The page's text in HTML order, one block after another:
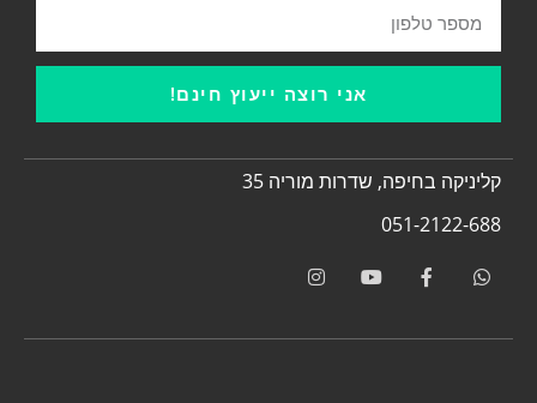
אני רוצה ייעוץ חינם!
קליניקה בחיפה, שדרות מוריה 35
051-2122-688